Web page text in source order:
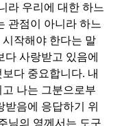
라 우리에 대한 하느
관점이 아니라 하느
작해야 한다는 말
사랑받고 있음에
다 중요합니다. 내
나는 그분으로부
받음에 응답하기 위
님의 영께서는 도구